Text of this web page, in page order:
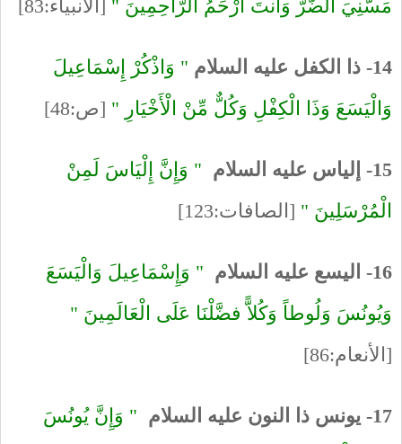
مَسَّنِيَ الضُّرُّ وَأَنتَ أَرْحَمُ الرَّاحِمِينَ " [الأنبياء:83]
14- ذا الكفل عليه السلام
" وَاذْكُرْ إِسْمَاعِيلَ
وَالْيَسَعَ وَذَا الْكِفْلِ وَكُلٌّ مِّنْ الْأَخْيَارِ " [ص:48]
15- إلياس عليه السلام
" وَإِنَّ إِلْيَاسَ لَمِنْ
الْمُرْسَلِينَ " [الصافات:123]
16- اليسع عليه السلام
" وَإِسْمَاعِيلَ وَالْيَسَعَ
وَيُونُسَ وَلُوطاً وَكُلاًّ فضَّلْنَا عَلَى الْعَالَمِينَ "
[الأنعام:86]
17- يونس ذا النون عليه السلام
" وَإِنَّ يُونُسَ